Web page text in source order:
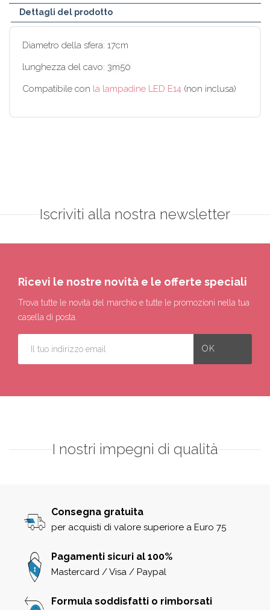
Dettagli del prodotto
Diametro della sfera: 17cm
lunghezza del cavo: 3m50
Compatibile con la lampadine LED E14 (non inclusa)
Iscriviti alla nostra newsletter
Ricevi le nostre novità e le offerte speciali
Trova tutte le novità del marchio e tutte le promozioni nella tua
casella di posta.
I nostri impegni di qualità
Consegna gratuita
per acquisti di valore superiore a Euro 75
Pagamenti sicuri al 100%
Mastercard / Visa / Paypal
Formula soddisfatti o rimborsati